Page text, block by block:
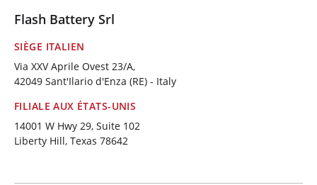
Flash Battery Srl
SIÈGE ITALIEN
Via XXV Aprile Ovest 23/A,
42049 Sant'Ilario d'Enza (RE) - Italy
FILIALE AUX ÉTATS-UNIS
14001 W Hwy 29, Suite 102
Liberty Hill, Texas 78642